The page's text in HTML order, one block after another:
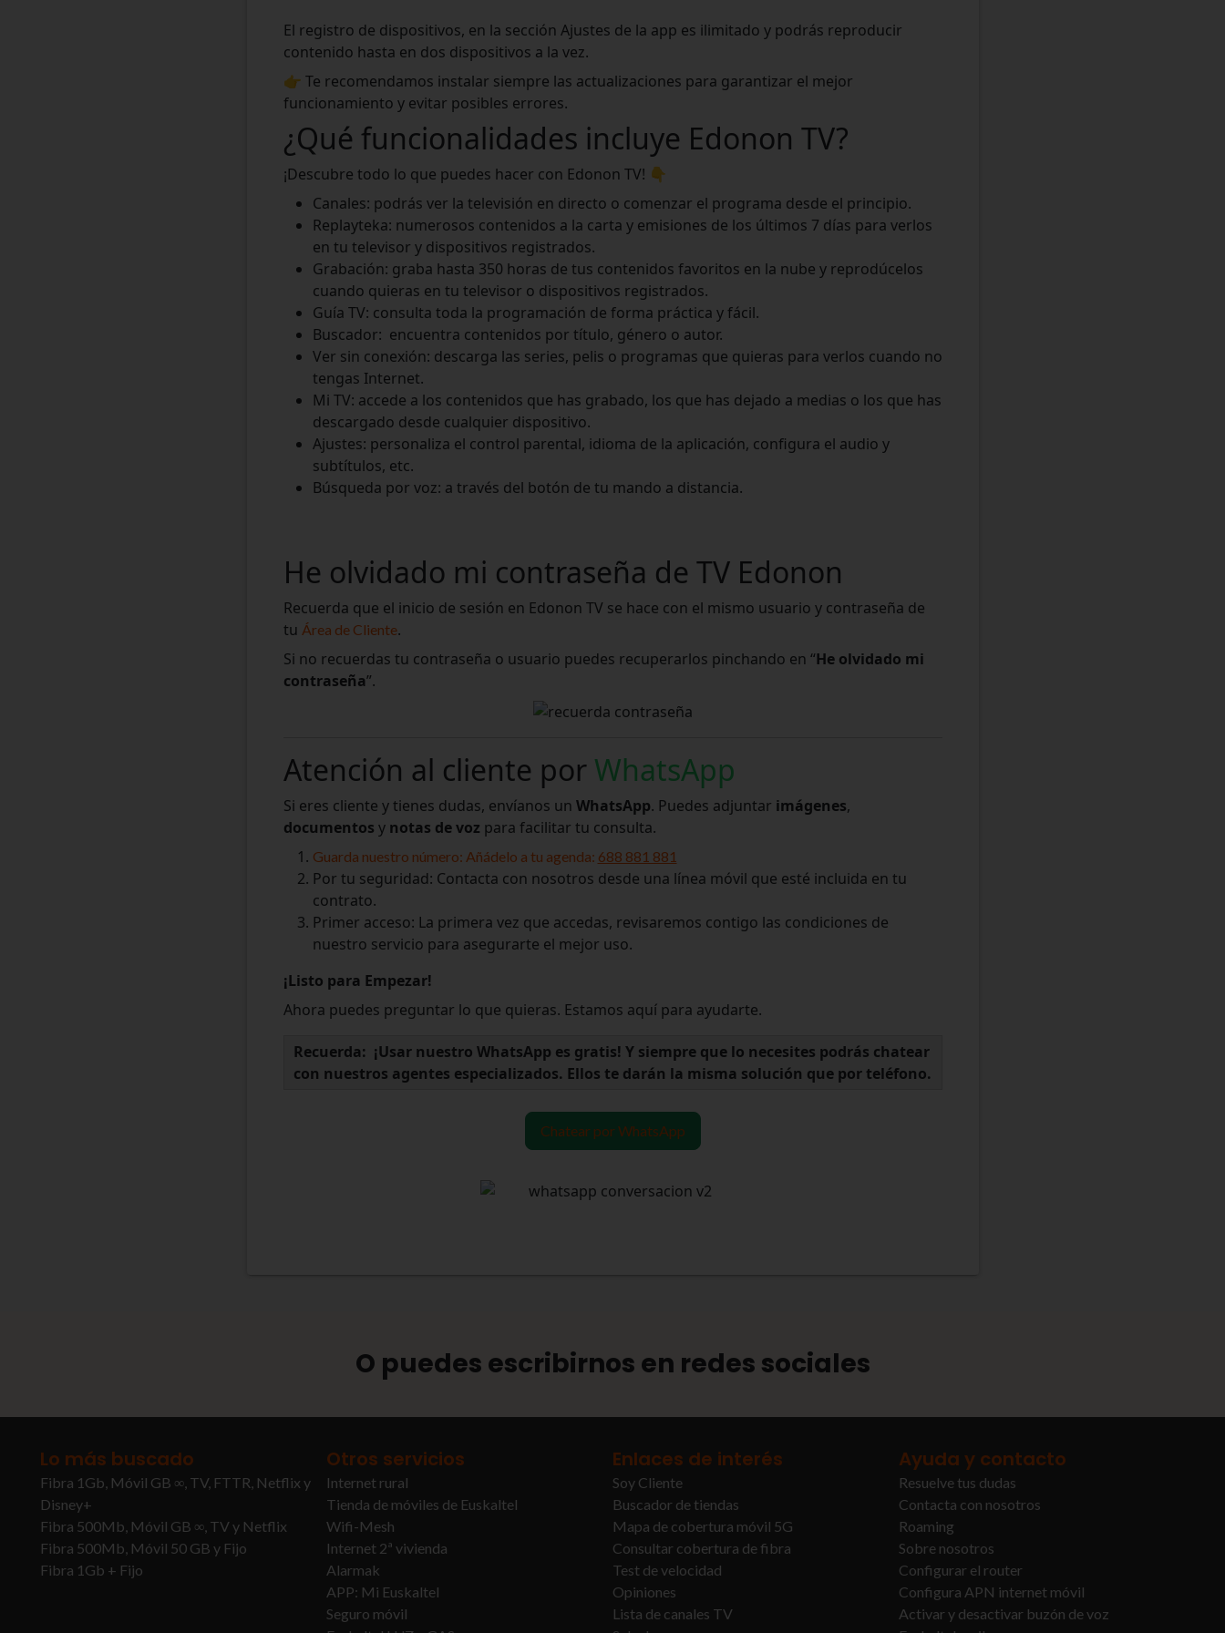
El registro de dispositivos, en la sección Ajustes de la app es ilimitado y podrás reproducir
contenido hasta en dos dispositivos a la vez.
👉 Te recomendamos instalar siempre las actualizaciones para garantizar el mejor
funcionamiento y evitar posibles errores.
¿Qué funcionalidades incluye Edonon TV?
¡Descubre todo lo que puedes hacer con Edonon TV! 👇
Canales: podrás ver la televisión en directo o comenzar el programa desde el principio.
Replayteka: numerosos contenidos a la carta y emisiones de los últimos 7 días para verlos
en tu televisor y dispositivos registrados.
Grabación: graba hasta 350 horas de tus contenidos favoritos en la nube y reprodúcelos
cuando quieras en tu televisor o dispositivos registrados.
Guía TV: consulta toda la programación de forma práctica y fácil.
Buscador: encuentra contenidos por título, género o autor.
Ver sin conexión: descarga las series, pelis o programas que quieras para verlos cuando no
tengas Internet.
Mi TV: accede a los contenidos que has grabado, los que has dejado a medias o los que has
descargado desde cualquier dispositivo.
Ajustes: personaliza el control parental, idioma de la aplicación, configura el audio y
subtítulos, etc.
Búsqueda por voz: a través del botón de tu mando a distancia.
He olvidado mi contraseña de TV Edonon
Recuerda que el inicio de sesión en Edonon TV se hace con el mismo usuario y contraseña de
tu Área de Cliente.
Si no recuerdas tu contraseña o usuario puedes recuperarlos pinchando en “He olvidado mi
contraseña”.
Atención al cliente por WhatsApp
Si eres cliente y tienes dudas, envíanos un WhatsApp. Puedes adjuntar imágenes,
documentos y notas de voz para facilitar tu consulta.
Guarda nuestro número: Añádelo a tu agenda: 688 881 881
Por tu seguridad: Contacta con nosotros desde una línea móvil que esté incluida en tu
contrato.
Primer acceso: La primera vez que accedas, revisaremos contigo las condiciones de
nuestro servicio para asegurarte el mejor uso.
¡Listo para Empezar!
Ahora puedes preguntar lo que quieras. Estamos aquí para ayudarte.
Recuerda: ¡Usar nuestro WhatsApp es gratis! Y siempre que lo necesites podrás chatear
con nuestros agentes especializados. Ellos te darán la misma solución que por teléfono.
Chatear por WhatsApp
O puedes escribirnos en redes sociales
Lo más buscado
Fibra 1Gb, Móvil GB ∞, TV, FTTR, Netflix y
Disney+
Fibra 500Mb, Móvil GB ∞, TV y Netflix
Fibra 500Mb, Móvil 50 GB y Fijo
Fibra 1Gb + Fijo
Otros servicios
Internet rural
Tienda de móviles de Euskaltel
Wifi-Mesh
Internet 2ª vivienda
Alarmak
APP: Mi Euskaltel
Seguro móvil
Enlaces de interés
Soy Cliente
Buscador de tiendas
Mapa de cobertura móvil 5G
Consultar cobertura de fibra
Test de velocidad
Opiniones
Lista de canales TV
Ayuda y contacto
Resuelve tus dudas
Contacta con nosotros
Roaming
Sobre nosotros
Configurar el router
Configura APN internet móvil
Activar y desactivar buzón de voz